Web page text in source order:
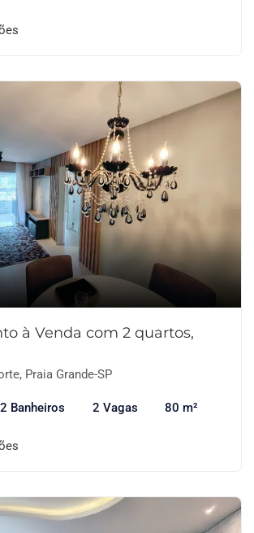
à Venda com 2 quartos,
Praia Grande-SP
2 Banheiros 2 Vagas 80 m²